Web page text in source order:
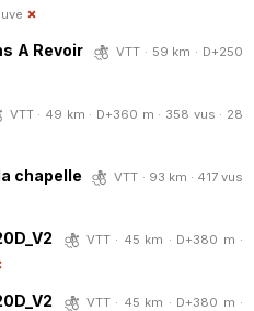
A Revoir
VTT · 59 km · D+250
VTT · 49 km · D+360 m · 358 vus · 28
chapelle
VTT · 93 km · 417 vus
VTT · 45 km · D+380 m ·
VTT · 45 km · D+380 m ·